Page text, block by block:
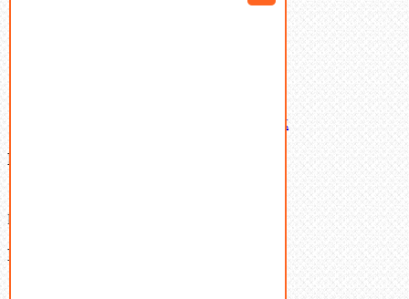
Латунный и бронзовый крепеж
Ваша корзина
В корзине нет товаров.
Поиск